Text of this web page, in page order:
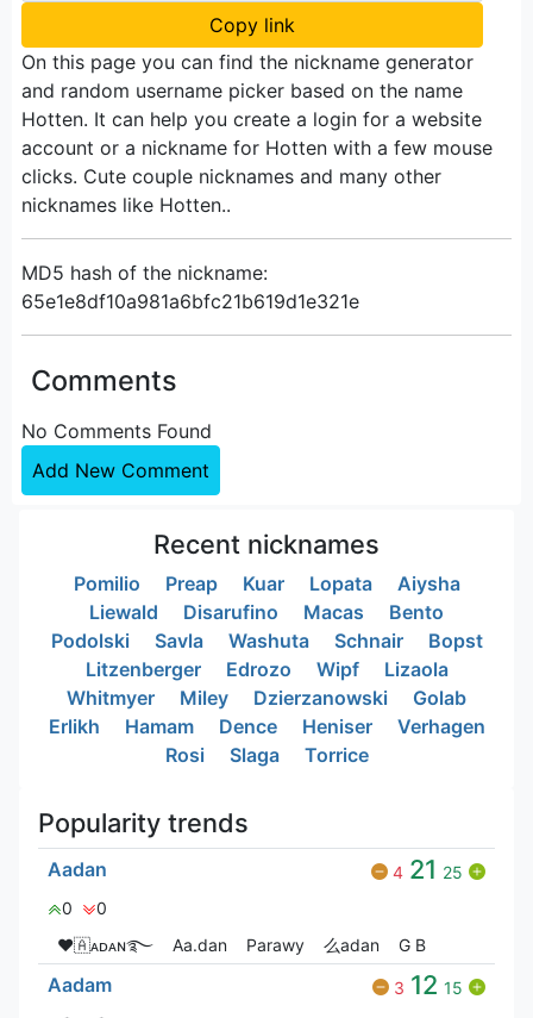
Copy link
On this page you can find the nickname generator
and random username picker based on the name
Hotten. It can help you create a login for a website
account or a nickname for Hotten with a few mouse
clicks. Cute couple nicknames and many other
nicknames like Hotten..
MD5 hash of the nickname:
65e1e8df10a981a6bfc21b619d1e321e
Comments
No Comments Found
Add New Comment
Recent nicknames
Pomilio Preap Kuar Lopata
Aiysha
Liewald
Disarufino Macas
Bento
Podolski
Savla Washuta Schnair
Bopst
Litzenberger
Edrozo Wipf
Lizaola
Whitmyer
Miley Dzierzanowski
Golab
Erlikh
Hamam Dence Heniser
Verhagen
Rosi
Slaga Torrice
Popularity trends
Aadan 4 21 25
0
0
❤🇦ᴀᴅᴀɴ࿐
Aa.dan Parawy 么adan G‎ B
Aadam 3 12 15